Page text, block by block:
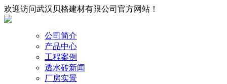
欢迎访问武汉贝格建材有限公司官方网站！
公司简介
产品中心
工程案例
透水砖新闻
厂房实景